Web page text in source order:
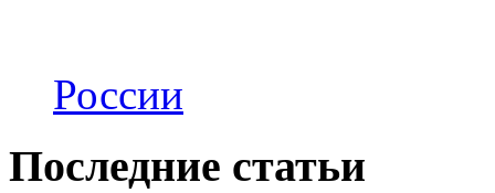
России
Последние статьи